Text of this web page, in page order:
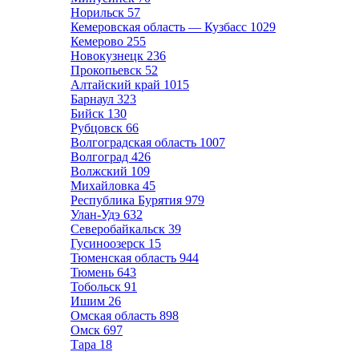
Норильск 57
Кемеровская область — Кузбасс 1029
Кемерово 255
Новокузнецк 236
Прокопьевск 52
Алтайский край 1015
Барнаул 323
Бийск 130
Рубцовск 66
Волгоградская область 1007
Волгоград 426
Волжский 109
Михайловка 45
Республика Бурятия 979
Улан-Удэ 632
Северобайкальск 39
Гусиноозерск 15
Тюменская область 944
Тюмень 643
Тобольск 91
Ишим 26
Омская область 898
Омск 697
Тара 18